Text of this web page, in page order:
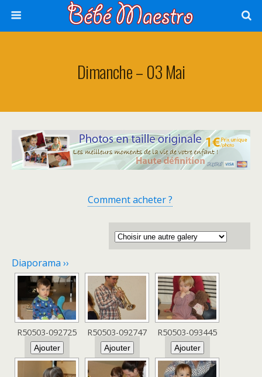
Dimanche – 03 Mai
Comment acheter ?
Diaporama ››
R50503-092725 R50503-092747 R50503-093445